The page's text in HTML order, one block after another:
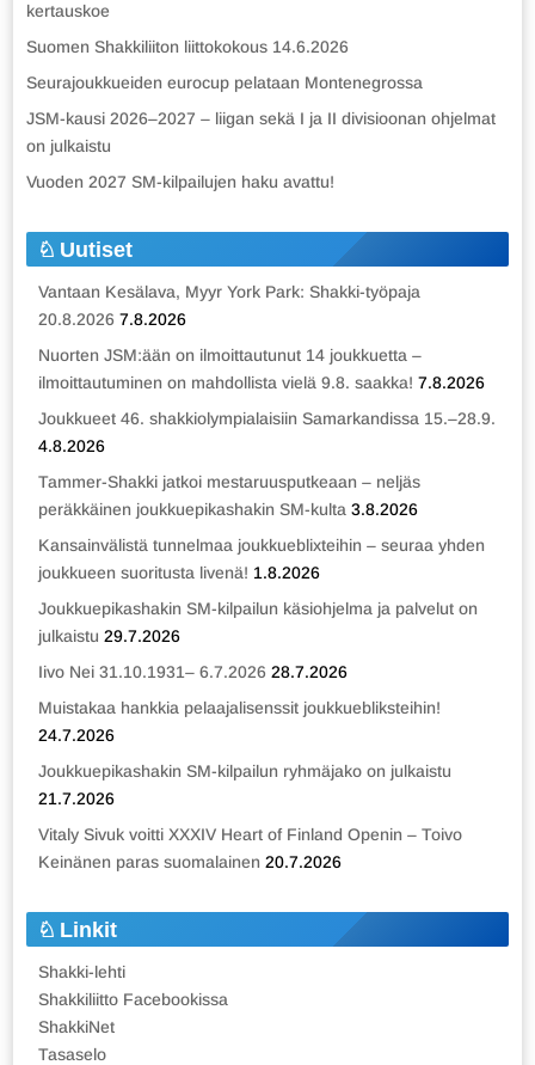
kertauskoe
Suomen Shakkiliiton liittokokous 14.6.2026
Seurajoukkueiden eurocup pelataan Montenegrossa
JSM-kausi 2026–2027 – liigan sekä I ja II divisioonan ohjelmat
on julkaistu
Vuoden 2027 SM-kilpailujen haku avattu!
Uutiset
Vantaan Kesälava, Myyr York Park: Shakki-työpaja
20.8.2026 7.8.2026
Nuorten JSM:ään on ilmoittautunut 14 joukkuetta –
ilmoittautuminen on mahdollista vielä 9.8. saakka! 7.8.2026
Joukkueet 46. shakkiolympialaisiin Samarkandissa 15.–28.9.
4.8.2026
Tammer-Shakki jatkoi mestaruusputkeaan – neljäs
peräkkäinen joukkuepikashakin SM-kulta 3.8.2026
Kansainvälistä tunnelmaa joukkueblixteihin – seuraa yhden
joukkueen suoritusta livenä! 1.8.2026
Joukkuepikashakin SM-kilpailun käsiohjelma ja palvelut on
julkaistu 29.7.2026
Iivo Nei 31.10.1931– 6.7.2026 28.7.2026
Muistakaa hankkia pelaajalisenssit joukkuebliksteihin!
24.7.2026
Joukkuepikashakin SM-kilpailun ryhmäjako on julkaistu
21.7.2026
Vitaly Sivuk voitti XXXIV Heart of Finland Openin – Toivo
Keinänen paras suomalainen 20.7.2026
Linkit
Shakki-lehti
Shakkiliitto Facebookissa
ShakkiNet
Tasaselo